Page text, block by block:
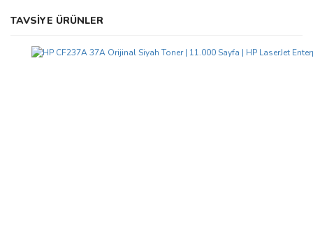
Bu ürünün fiyat bilgisi, resim, ürün açıklamalarında ve diğer
konularda yetersiz gördüğünüz noktaları öneri formunu kullanarak
Görüş ve önerileriniz için teşekkür ederiz.
TAVSİYE ÜRÜNLER